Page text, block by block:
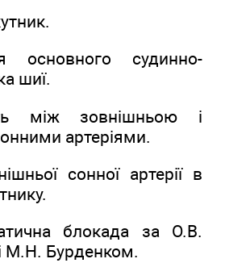
основного судинно-
шиї.
між зовнішньою і
артеріями.
сонної артерії в
блокада за О.В.
М.Н. Бурденком.